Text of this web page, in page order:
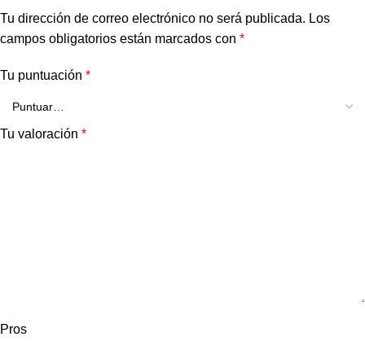
Tu dirección de correo electrónico no será publicada. Los
campos obligatorios están marcados con *
Tu puntuación *
Tu valoración *
Pros